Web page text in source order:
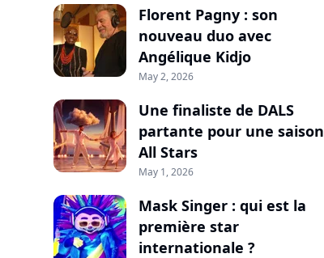
Florent Pagny : son
nouveau duo avec
Angélique Kidjo
May 2, 2026
Une finaliste de DALS
partante pour une saison
All Stars
May 1, 2026
Mask Singer : qui est la
première star
internationale ?